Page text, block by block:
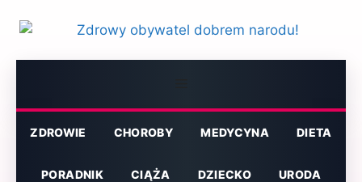
ZDROWIE CHOROBY MEDYCYNA DIETA
PORADNIK CIĄŻA DZIECKO URODA